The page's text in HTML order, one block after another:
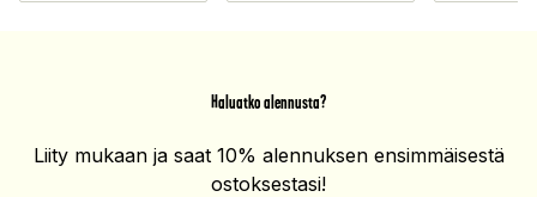
Haluatko alennusta?
Liity mukaan ja saat 10% alennuksen ensimmäisestä
ostoksestasi!